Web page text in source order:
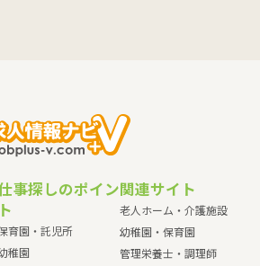
事探しのポイン
ト
育園・託児所
稚園
関連サイト
老人ホーム・介護施設
幼稚園・保育園
管理栄養士・調理師